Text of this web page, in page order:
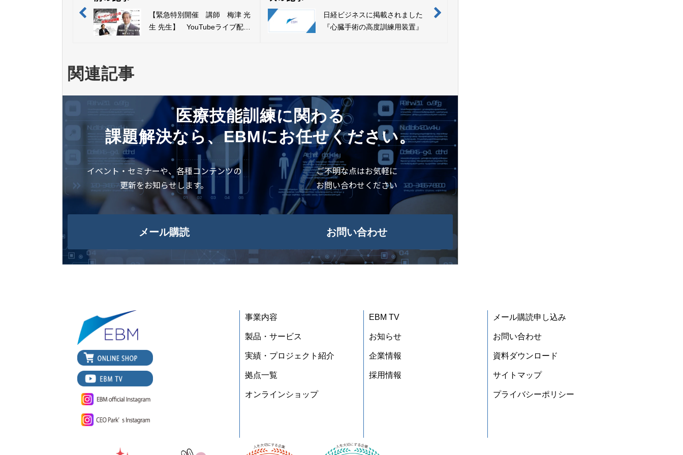
【緊急特別開催 講師 梅津 光
生 先生】 YouTubeライブ配信
日経ビジネスに掲載されました
『心臓手術の高度訓練用装置』
関連記事
医療技能訓練に関わる
課題解決なら、EBMにお任せください。
イベント・セミナーや、各種コンテンツの
更新をお知らせします。
メール購読
ご不明な点はお気軽に
お問い合わせください
お問い合わせ
事業内容
製品・サービス
実績・プロジェクト紹介
拠点一覧
オンラインショップ
EBM TV
お知らせ
企業情報
採用情報
メール購読申し込み
お問い合わせ
資料ダウンロード
サイトマップ
プライバシーポリシー